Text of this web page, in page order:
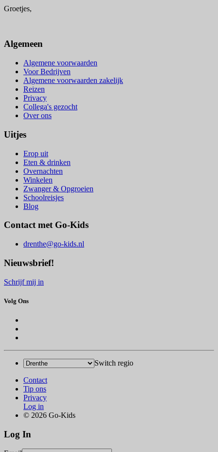
Groetjes,
Algemeen
Algemene voorwaarden
Voor Bedrijven
Algemene voorwaarden zakelijk
Reizen
Privacy
Collega's gezocht
Over ons
Uitjes
Erop uit
Eten & drinken
Overnachten
Winkelen
Zwanger & Opgroeien
Schoolreisjes
Blog
Contact met Go-Kids
drenthe@go-kids.nl
Nieuwsbrief!
Schrijf mij in
Volg Ons
Switch regio
Contact
Tip ons
Privacy
Log in
© 2026 Go-Kids
Log In